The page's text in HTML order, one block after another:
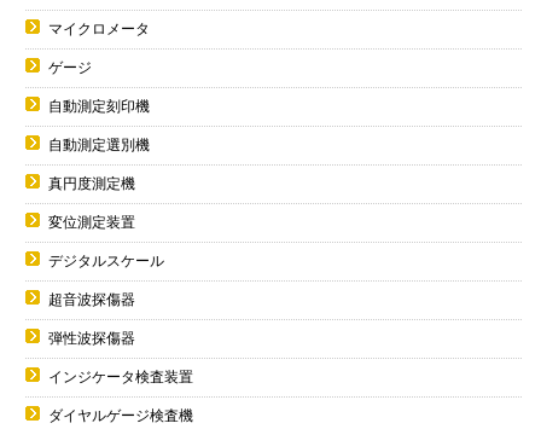
マイクロメータ
ゲージ
自動測定刻印機
自動測定選別機
真円度測定機
変位測定装置
デジタルスケール
超音波探傷器
弾性波探傷器
インジケータ検査装置
ダイヤルゲージ検査機